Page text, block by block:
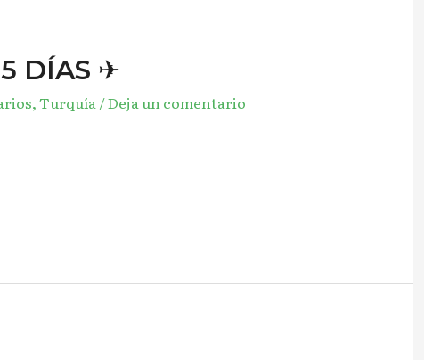
DÍAS ✈︎
,Turquía/Deja un comentario